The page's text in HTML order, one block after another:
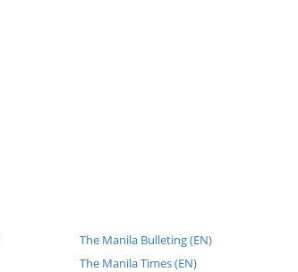
The Manila Bulleting (EN)
The Manila Times (EN)